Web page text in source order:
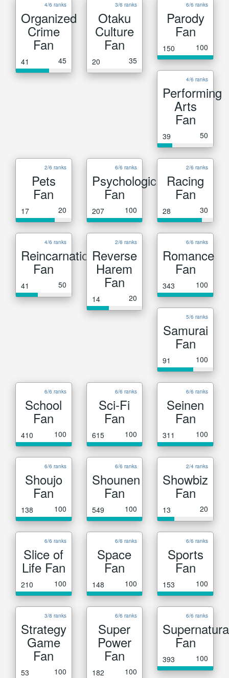
4/6 ranks
Organized
Crime
Fan
41 45
3/6 ranks
Otaku
Culture
Fan
20 35
6/6 ranks
Parody
Fan
150 100
4/6 ranks
Performing
Arts
Fan
39 50
2/6 ranks
Pets
Fan
17 20
6/6 ranks
Psychological
Fan
207 100
2/6 ranks
Racing
Fan
28 30
4/6 ranks
Reincarnation
Fan
41 50
2/6 ranks
Reverse
Harem
Fan
14 20
6/6 ranks
Romance
Fan
343 100
5/6 ranks
Samurai
Fan
91 100
6/6 ranks
School
Fan
410 100
6/6 ranks
Sci-Fi
Fan
615 100
6/6 ranks
Seinen
Fan
311 100
6/6 ranks
Shoujo
Fan
138 100
6/6 ranks
Shounen
Fan
549 100
2/4 ranks
Showbiz
Fan
13 20
6/6 ranks
Slice of
Life Fan
210 100
6/6 ranks
Space
Fan
148 100
6/6 ranks
Sports
Fan
153 100
3/8 ranks
Strategy
Game
Fan
53 100
6/6 ranks
Super
Power
Fan
182 100
6/6 ranks
Fan
393 100